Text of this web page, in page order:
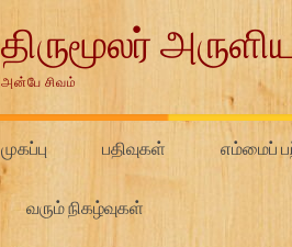
திருமூலர்
அன்பே சிவம்
முகப்பு பதிவுகள் எம்மைப்
வரும் நிகழ்வுகள்